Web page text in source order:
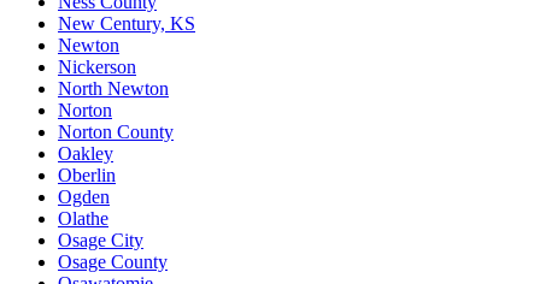
New Century, KS
Newton
Nickerson
North Newton
Norton
Norton County
Oakley
Oberlin
Ogden
Olathe
Osage City
Osage County